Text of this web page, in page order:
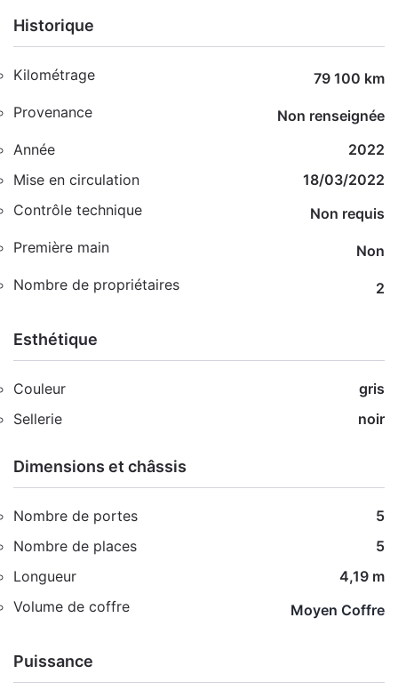
Historique
Kilométrage
79 100 km
Provenance
Non renseignée
Année
2022
Mise en circulation
18/03/2022
Contrôle technique
Non requis
Première main
Non
Nombre de propriétaires
2
Esthétique
Couleur
gris
Sellerie
noir
Dimensions et châssis
Nombre de portes
5
Nombre de places
5
Longueur
4,19 m
Volume de coffre
Moyen Coffre
Puissance